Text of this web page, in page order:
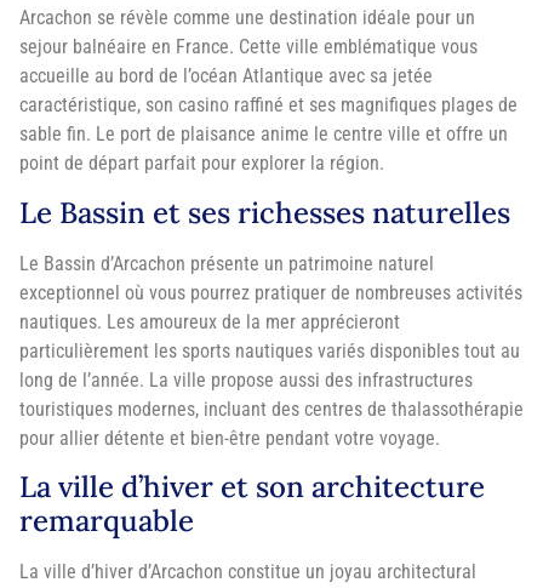
Arcachon se révèle comme une destination idéale pour un
sejour balnéaire en France. Cette ville emblématique vous
accueille au bord de l’océan Atlantique avec sa jetée
caractéristique, son casino raffiné et ses magnifiques plages de
sable fin. Le port de plaisance anime le centre ville et offre un
point de départ parfait pour explorer la région.
Le Bassin et ses richesses naturelles
Le Bassin d’Arcachon présente un patrimoine naturel
exceptionnel où vous pourrez pratiquer de nombreuses activités
nautiques. Les amoureux de la mer apprécieront
particulièrement les sports nautiques variés disponibles tout au
long de l’année. La ville propose aussi des infrastructures
touristiques modernes, incluant des centres de thalassothérapie
pour allier détente et bien-être pendant votre voyage.
La ville d’hiver et son architecture
remarquable
La ville d’hiver d’Arcachon constitue un joyau architectural